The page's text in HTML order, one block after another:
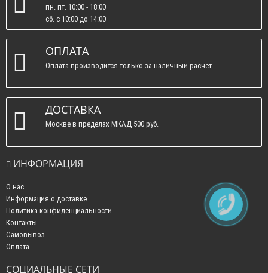
пн. пт. 10:00 - 18:00
сб. c 10:00 до 14:00
вс. : выходные.
ОПЛАТА
Оплата производится только за наличный расчёт
ДОСТАВКА
Москве в пределах МКАД 500 руб.
ИНФОРМАЦИЯ
О нас
Информация о доставке
Политика конфиденциальности
Контакты
Самовывоз
Оплата
СОЦИАЛЬНЫЕ СЕТИ